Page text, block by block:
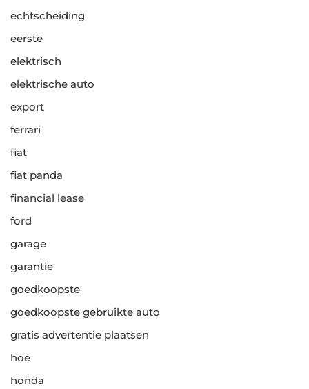
echtscheiding
eerste
elektrisch
elektrische auto
export
ferrari
fiat
fiat panda
financial lease
ford
garage
garantie
goedkoopste
goedkoopste gebruikte auto
gratis advertentie plaatsen
hoe
honda